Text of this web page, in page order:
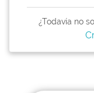
¿Todavía no